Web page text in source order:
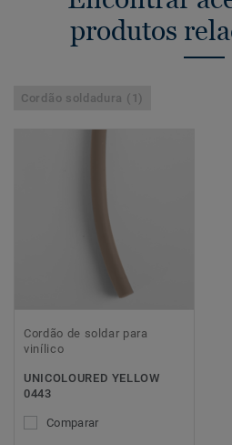
produtos
Cordão soldadura (1)
Cordão de soldar para
vinílico
UNICOLOURED YELLOW
0443
Comparar